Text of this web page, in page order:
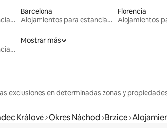
Alojamientos para estancias largas
Barcelona
Alojamientos para estancias largas
Florencia
Alojamientos para estancias largas
Mostrar más
exclusiones en determinadas zonas y
Králové Okres Náchod Brzice